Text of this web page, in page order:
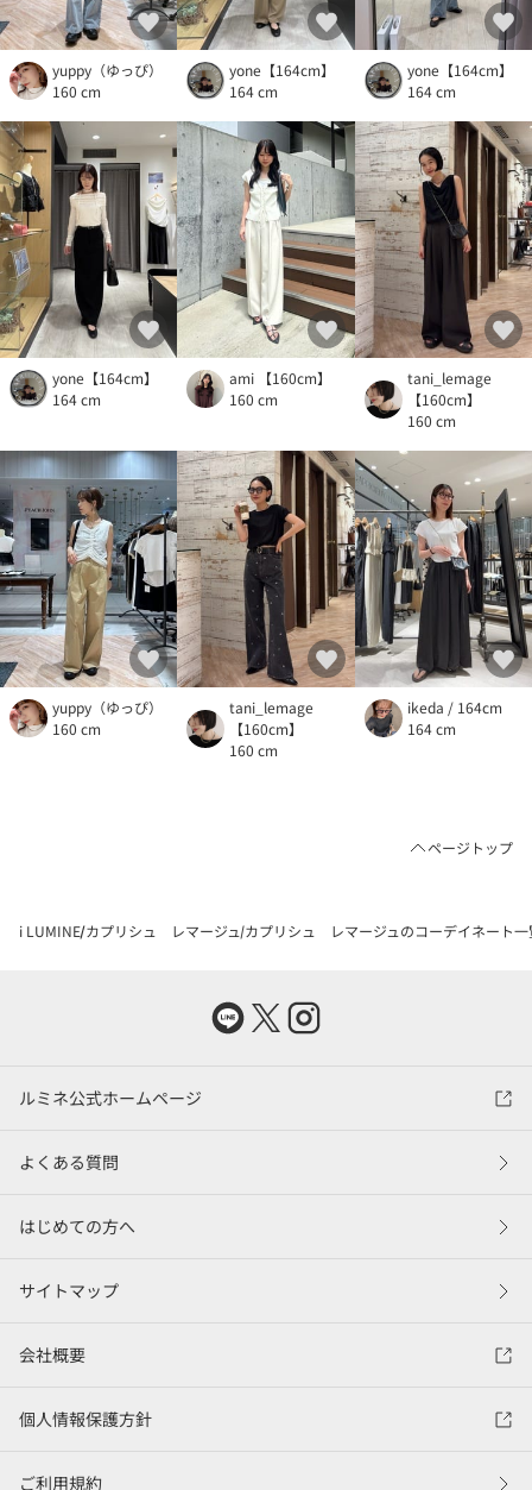
yuppy（ゆっぴ）
160 cm
yone【164cm】
164 cm
yone【164cm】
164 cm
yone【164cm】
164 cm
ami 【160cm】
160 cm
tani_lemage
【160cm】
160 cm
yuppy（ゆっぴ）
160 cm
tani_lemage
【160cm】
160 cm
ikeda / 164cm
164 cm
ページトップ
i LUMINE カプリシュ レマージュ カプリシュ レマージュのコーデイネート一
ルミネ公式ホームページ
よくある質問
はじめての方へ
サイトマップ
会社概要
個人情報保護方針
ご利用規約